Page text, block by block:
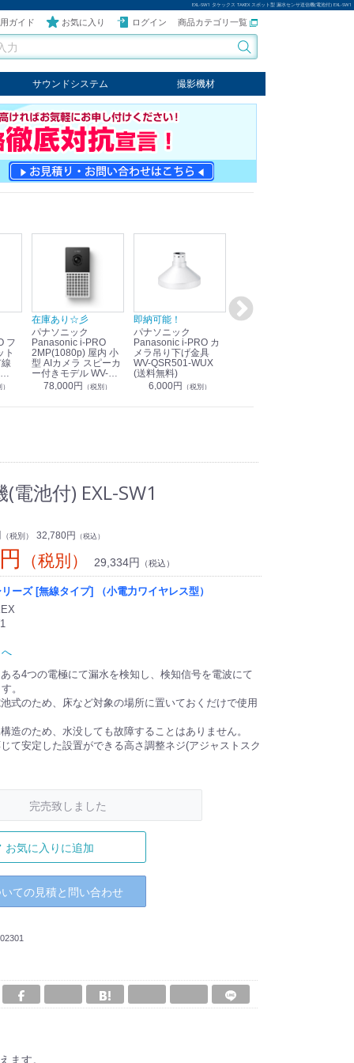
EXL-SW1 タケックス TAKEX スポット型 漏水センサ送信機(電池付) EXL-SW1
ガイド お気に入り ログイン 商品カテゴリ一覧
サウンドシステム
音響機器
輸入オーディオ
楽器
ケーブル
撮影機材
ビデオライト
クールライト
LEDライト
スタンド
写真関連商品
スタジオセット商品
オプション
ト
)
在庫あり☆彡
パナソニック
Panasonic i-PRO
2MP(1080p) 屋内 小
型 AIカメラ スピーカ
ー付きモデル WV-
S71301-F2L (送料無
78,000円 （税別）
即納可能！
パナソニック
Panasonic i-PRO カ
メラ吊り下げ金具
WV-QSR501-WUX
(送料無料)
6,000円 （税別）
池付) EXL-SW1
（税別） 32,780円 （税込）
（税別） 29,334円 （税込）
ーズ [無線タイプ] （小電力ワイヤレス型）
る4つの電極にて漏水を検知し、検知信号を電波にて
。
式のため、床など対象の場所に置いておくだけで使用
造のため、水没しても故障することはありません。
て安定した設置ができる高さ調整ネジ(アジャストスク
完売致しました
お気に入りに追加
ての見積と問い合わせ
ます。